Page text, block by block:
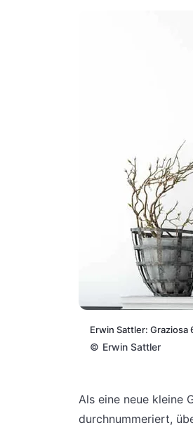
Erwin Sattler: Graziosa
© Erwin Sattler
Als eine neue kleine
durchnummeriert,